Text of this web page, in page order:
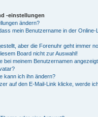
-einstellungen
ändern?
mein Benutzername in der Online-
aber die Forenuhr geht immer
Board nicht zur Auswahl!
bei meinem Benutzernamen
kann ich ihn ändern?
auf den E-Mail-Link klicke, werde